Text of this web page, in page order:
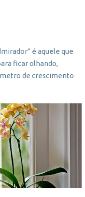
é aquele que
ficar olhando,
de crescimento